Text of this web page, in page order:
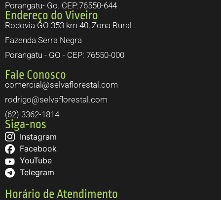
Porangatu- Go. CEP:76550-644
Endereço do Viveiro
Rodovia GO 353 km 40, Zona Rural
Fazenda Serra Negra
Porangatu - GO - CEP: 76550-000
Fale Conosco
comercial@selvaflorestal.com
rodrigo@selvaflorestal.com
(62) 3362-1814
Siga-nos
Instagram
Facebook
YouTube
Telegram
Horário de Atendimento